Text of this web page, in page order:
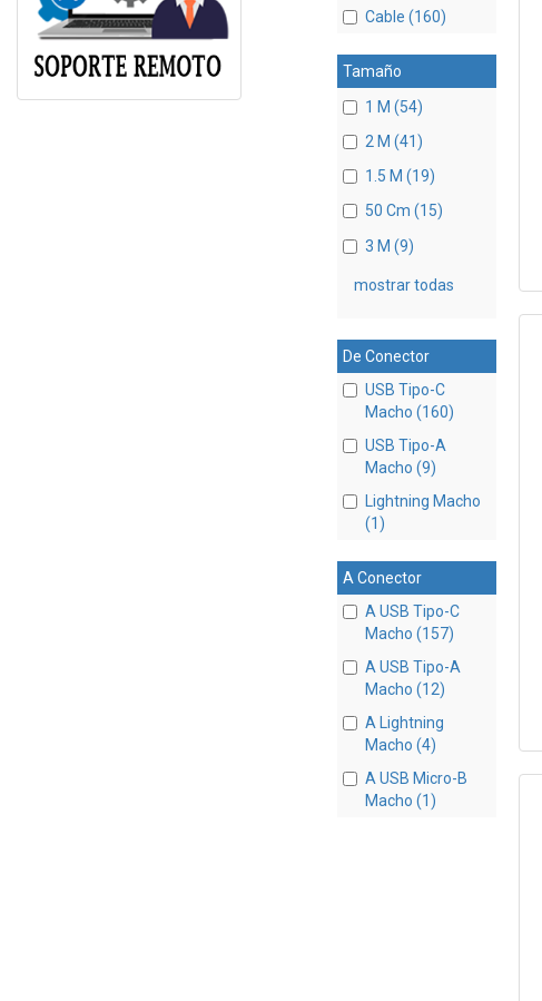
Cable (160)
Tamaño
1 M (54)
2 M (41)
1.5 M (19)
50 Cm (15)
3 M (9)
mostrar todas
De Conector
USB Tipo-C
Macho (160)
USB Tipo-A
Macho (9)
Lightning Macho
(1)
A Conector
A USB Tipo-C
Macho (157)
A USB Tipo-A
Macho (12)
A Lightning
Macho (4)
A USB Micro-B
Macho (1)